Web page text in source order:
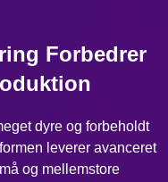
Forbedrer
dyre og forbeholdt
leverer avanceret
og mellemstore